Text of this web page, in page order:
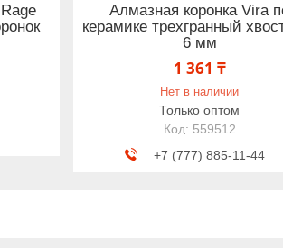
Алмазная коронка Vira
керамике трехгранный
6 мм
1 361 ₸
Нет в наличии
Только оптом
559512
+7 (777) 885-11-44